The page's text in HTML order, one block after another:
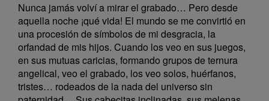
Nunca jamás volví a mirar el grabado… Pero desde
aquella noche ¡qué vida! El mundo se me convirtió en
una procesión de símbolos de mi desgracia, la
orfandad de mis hijos. Cuando los veo en sus juegos,
en sus mutuas caricias, formando grupos de ternura
angelical, veo el grabado, los veo solos, huérfanos,
tristes… rodeados de la nada del universo sin